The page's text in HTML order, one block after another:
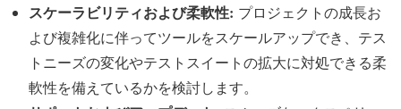
スケーラビリティおよび柔軟性: プロジェクトの成長お
よび複雑化に伴ってツールをスケールアップでき、テス
トニーズの変化やテストスイートの拡大に対処できる柔
軟性を備えているかを検討します。